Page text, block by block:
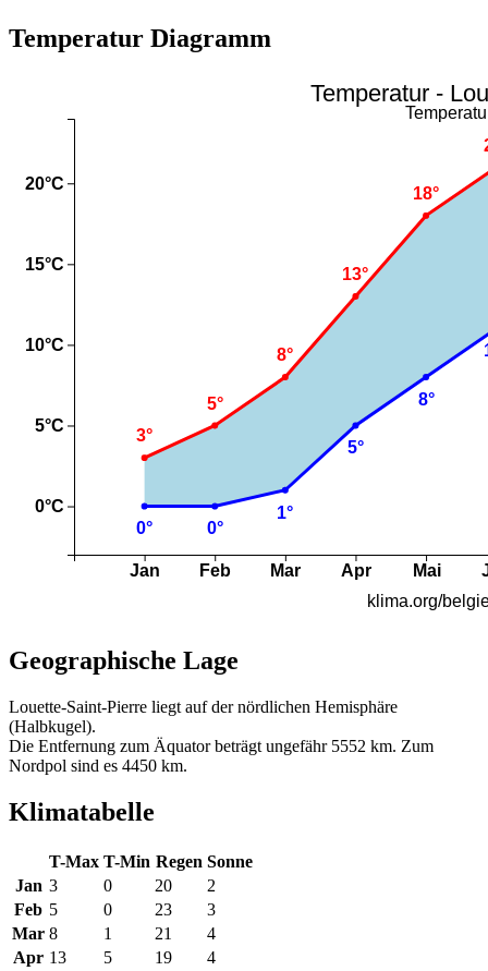
Temperatur Diagramm
Geographische Lage
Louette-Saint-Pierre liegt auf der nördlichen Hemisphäre
(Halbkugel).
Die Entfernung zum Äquator beträgt ungefähr 5552 km. Zum
Nordpol sind es 4450 km.
Klimatabelle
T-Max T-Min Regen Sonne
Jan 3 0 20
2
Feb 5 0 23
3
Mar 8 1 21
4
Apr 13 5 19 4